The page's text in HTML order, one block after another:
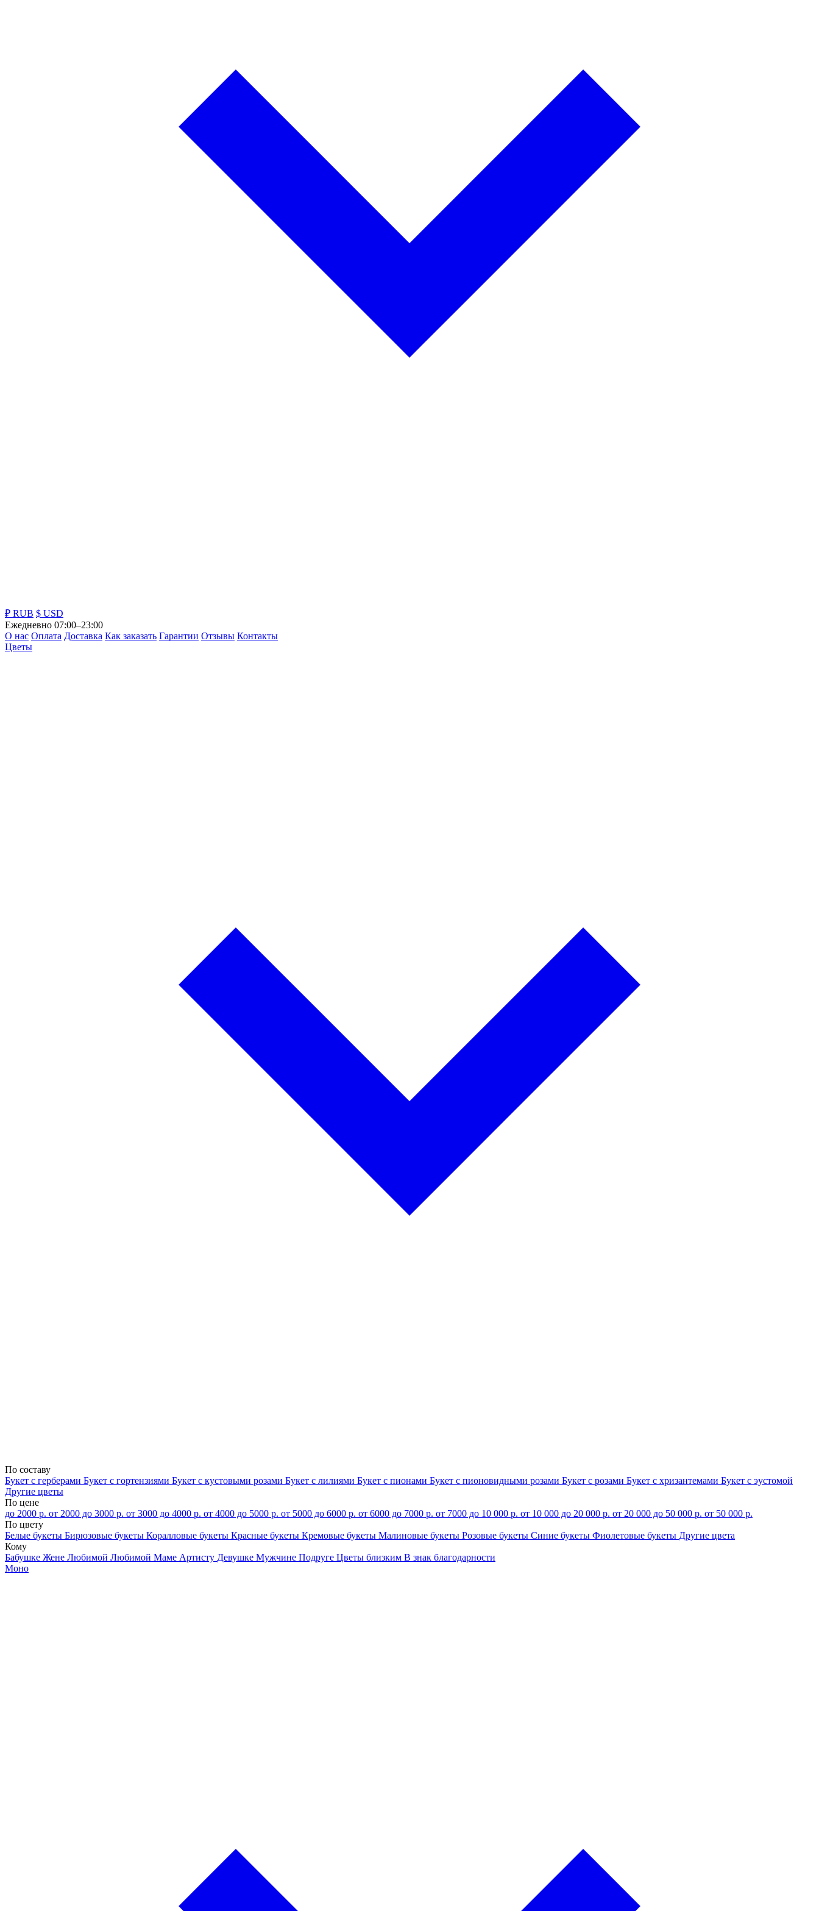
₽ RUB $ USD
Ежедневно 07:00–23:00
О нас Оплата Доставка Как заказать Гарантии Отзывы Контакты
Цветы
По составу
Букет с герберами Букет с гортензиями Букет с кустовыми розами Букет с лилиями Букет с пионами Букет с пионовидными розами Букет с розами Букет с хризантемами Букет с эустомой
Другие цветы
По цене
до 2000 р. от 2000 до 3000 р. от 3000 до 4000 р. от 4000 до 5000 р. от 5000 до 6000 р. от 6000 до 7000 р. от 7000 до 10 000 р. от 10 000 до 20 000 р. от 20 000 до 50 000 р. от 50 000 р.
По цвету
Белые букеты Бирюзовые букеты Коралловые букеты Красные букеты Кремовые букеты Малиновые букеты Розовые букеты Синие букеты Фиолетовые букеты Другие цвета
Кому
Бабушке Жене Любимой Любимой Маме Артисту Девушке Мужчине Подруге Цветы близким В знак благодарности
Моно